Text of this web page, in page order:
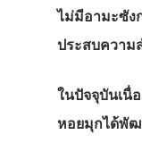
ไม่มีอามะซัง
ประสบความ
ในปัจจุบันเนื่
หอยมุกได้พั